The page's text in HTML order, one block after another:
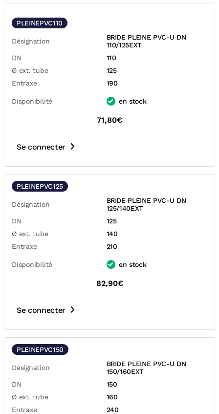
PLEINEPVC110
Désignation
BRIDE PLEINE PVC-U DN
110/125EXT
DN
110
Ø ext. tube
125
Entraxe
190
Disponibilité en stock
71,80€
Se connecter
PLEINEPVC125
Désignation
BRIDE PLEINE PVC-U DN
125/140EXT
DN
125
Ø ext. tube
140
Entraxe
210
Disponibilité en stock
82,90€
Se connecter
PLEINEPVC150
Désignation
BRIDE PLEINE PVC-U DN
150/160EXT
DN
150
Ø ext. tube
160
Entraxe
240